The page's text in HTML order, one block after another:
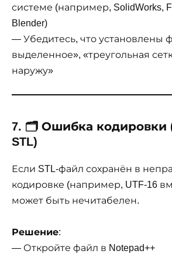
системе (например, SolidWorks,
Blender)
— Убедитесь, что установлены
выделенное», «треугольная
наружу»
7. 🗂 Ошибка кодировки
STL)
Если STL-файл сохранён в
кодировке (например, UTF-16
может быть нечитабелен.
Решение:
— Откройте файл в Notepad++